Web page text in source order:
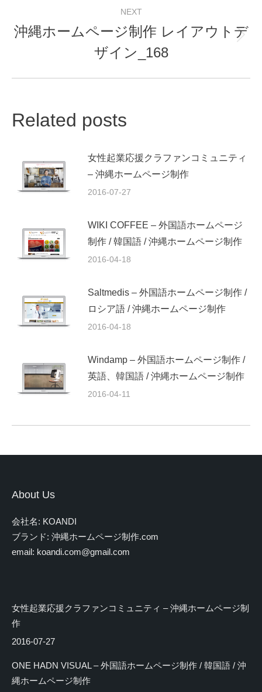
NEXT
Next
post:
沖縄ホームページ制作 レイアウトデ
ザイン_168
Related posts
女性起業応援クラファンコミュニティ
– 沖縄ホームページ制作
2016-07-27
WIKI COFFEE – 外国語ホームページ
制作 / 韓国語 / 沖縄ホームページ制作
2016-04-18
Saltmedis – 外国語ホームページ制作 /
ロシア語 / 沖縄ホームページ制作
2016-04-18
Windamp – 外国語ホームページ制作 /
英語、韓国語 / 沖縄ホームページ制作
2016-04-11
About Us
会社名: KOANDI
ブランド: 沖縄ホームページ制作.com
email: koandi.com@gmail.com
女性起業応援クラファンコミュニティ – 沖縄ホームページ制
作
2016-07-27
ONE HADN VISUAL – 外国語ホームページ制作 / 韓国語 / 沖
縄ホームページ制作